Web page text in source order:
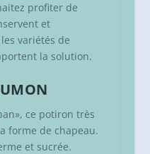
profiter de
et
variétés de
la solution.
ce potiron très
forme de chapeau.
et sucrée.